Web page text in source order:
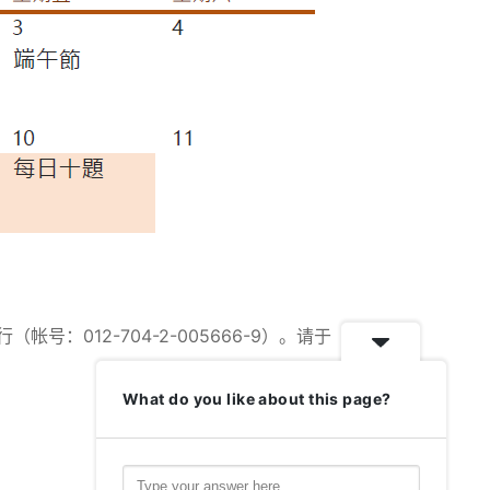
（帐号：012-704-2-005666-9）。请于
What do you like about this page?